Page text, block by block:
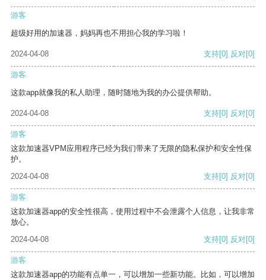
游客
超级好用的加速器，妈妈再也不用担心我的学习啦！
2024-04-08 支持[0] 反对[0]
游客
这款app就像我的私人助理，随时随地为我的办公提供帮助。
2024-04-08 支持[0] 反对[0]
游客
这款加速器VPM应用程序已经为我们带来了无限的隐私保护和安全性保
护。
2024-04-08
支持[0] 反对[0]
游客
这款加速器app的安全性很高，使用过程中不会泄露个人信息，让我非常
放心。
2024-04-08
支持[0] 反对[0]
游客
这款加速器app的功能有点单一，可以增加一些新功能。比如，可以增加